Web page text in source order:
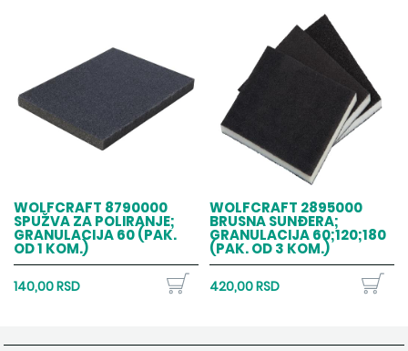
WOLFCRAFT 8790000
SPUŽVA ZA POLIRANJE;
GRANULACIJA 60 (PAK.
OD 1 KOM.)
140,00 RSD
WOLFCRAFT 2895000
BRUSNA SUNĐERA;
GRANULACIJA 60;120;180
(PAK. OD 3 KOM.)
420,00 RSD